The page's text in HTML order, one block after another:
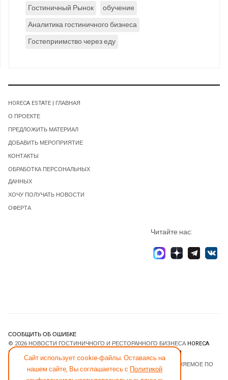
Гостиничный Рынок
обучение
Аналитика гостиничного бизнеса
Гостеприимство через еду
Сайт использует cookie-файлы. Оставаясь на
нашем сайте, Вы соглашаетесь с Политикой
HORECA ESTATE | ГЛАВНАЯ
О ПРОЕКТЕ
ПРЕДЛОЖИТЬ МАТЕРИАЛ
ДОБАВИТЬ МЕРОПРИЯТИЕ
КОНТАКТЫ
ОБРАБОТКА ПЕРСОНАЛЬНЫХ
ДАННЫХ
ХОЧУ ПОЛУЧАТЬ НОВОСТИ
ОФЕРТА
Читайте нас:
СООБЩИТЬ ОБ ОШИБКЕ
© 2026 НОВОСТИ ГОСТИНИЧНОГО И РЕСТОРАННОГО БИЗНЕСА HORECA
ESTATE
JOOMLART.COM.
- ПРОГРАММНОЕ ОБЕСПЕЧЕНИЕ, РАСПРОСТРАНЯЕМОЕ ПО
ЛИЦЕНЗИИGNU GENERAL PUBLIC LICENSE